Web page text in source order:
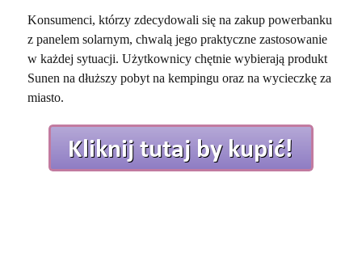
Konsumenci, którzy zdecydowali się na zakup powerbanku
z panelem solarnym, chwalą jego praktyczne zastosowanie
w każdej sytuacji. Użytkownicy chętnie wybierają produkt
Sunen na dłuższy pobyt na kempingu oraz na wycieczkę za
miasto.